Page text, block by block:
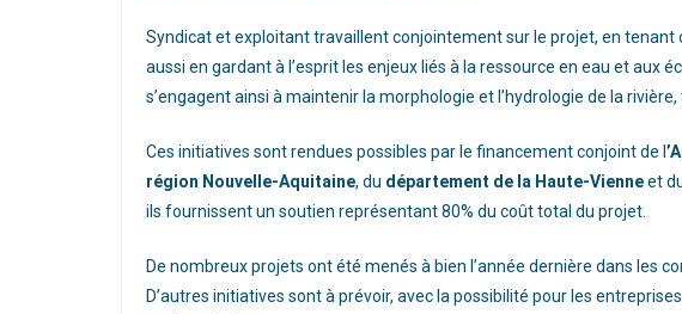
Syndicat et exploitant travaillent conjointement sur le projet, en tenant
aussi en gardant à l’esprit les enjeux liés à la ressource en eau et aux
s’engagent ainsi à maintenir la morphologie et l’hydrologie de la
Ces initiatives sont rendues possibles par le financement conjoint de l
région Nouvelle-Aquitaine, du département de la Haute-Vienneet
ils fournissent un soutien représentant 80% du coût total du projet.
De nombreux projets ont été menés à bien l’année dernière dans les
D’autres initiatives sont à prévoir, avec la possibilité pour les